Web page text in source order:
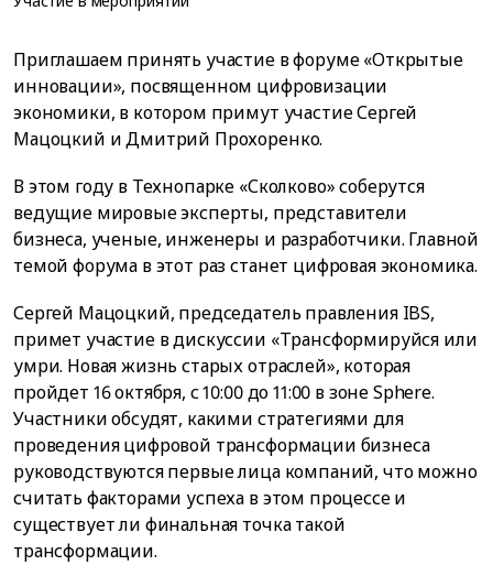
Приглашаем принять участие в форуме «Открытые
инновации», посвященном цифровизации
экономики, в котором примут участие Сергей
Мацоцкий и Дмитрий Прохоренко.
В этом году в Технопарке «Сколково» соберутся
ведущие мировые эксперты, представители
бизнеса, ученые, инженеры и разработчики. Главной
темой форума в этот раз станет цифровая экономика.
Сергей Мацоцкий, председатель правления IBS,
примет участие в дискуссии «Трансформируйся или
умри. Новая жизнь старых отраслей», которая
пройдет 16 октября, с 10:00 до 11:00 в зоне Sphere.
Участники обсудят, какими стратегиями для
проведения цифровой трансформации бизнеса
руководствуются первые лица компаний, что можно
считать факторами успеха в этом процессе и
существует ли финальная точка такой
трансформации.